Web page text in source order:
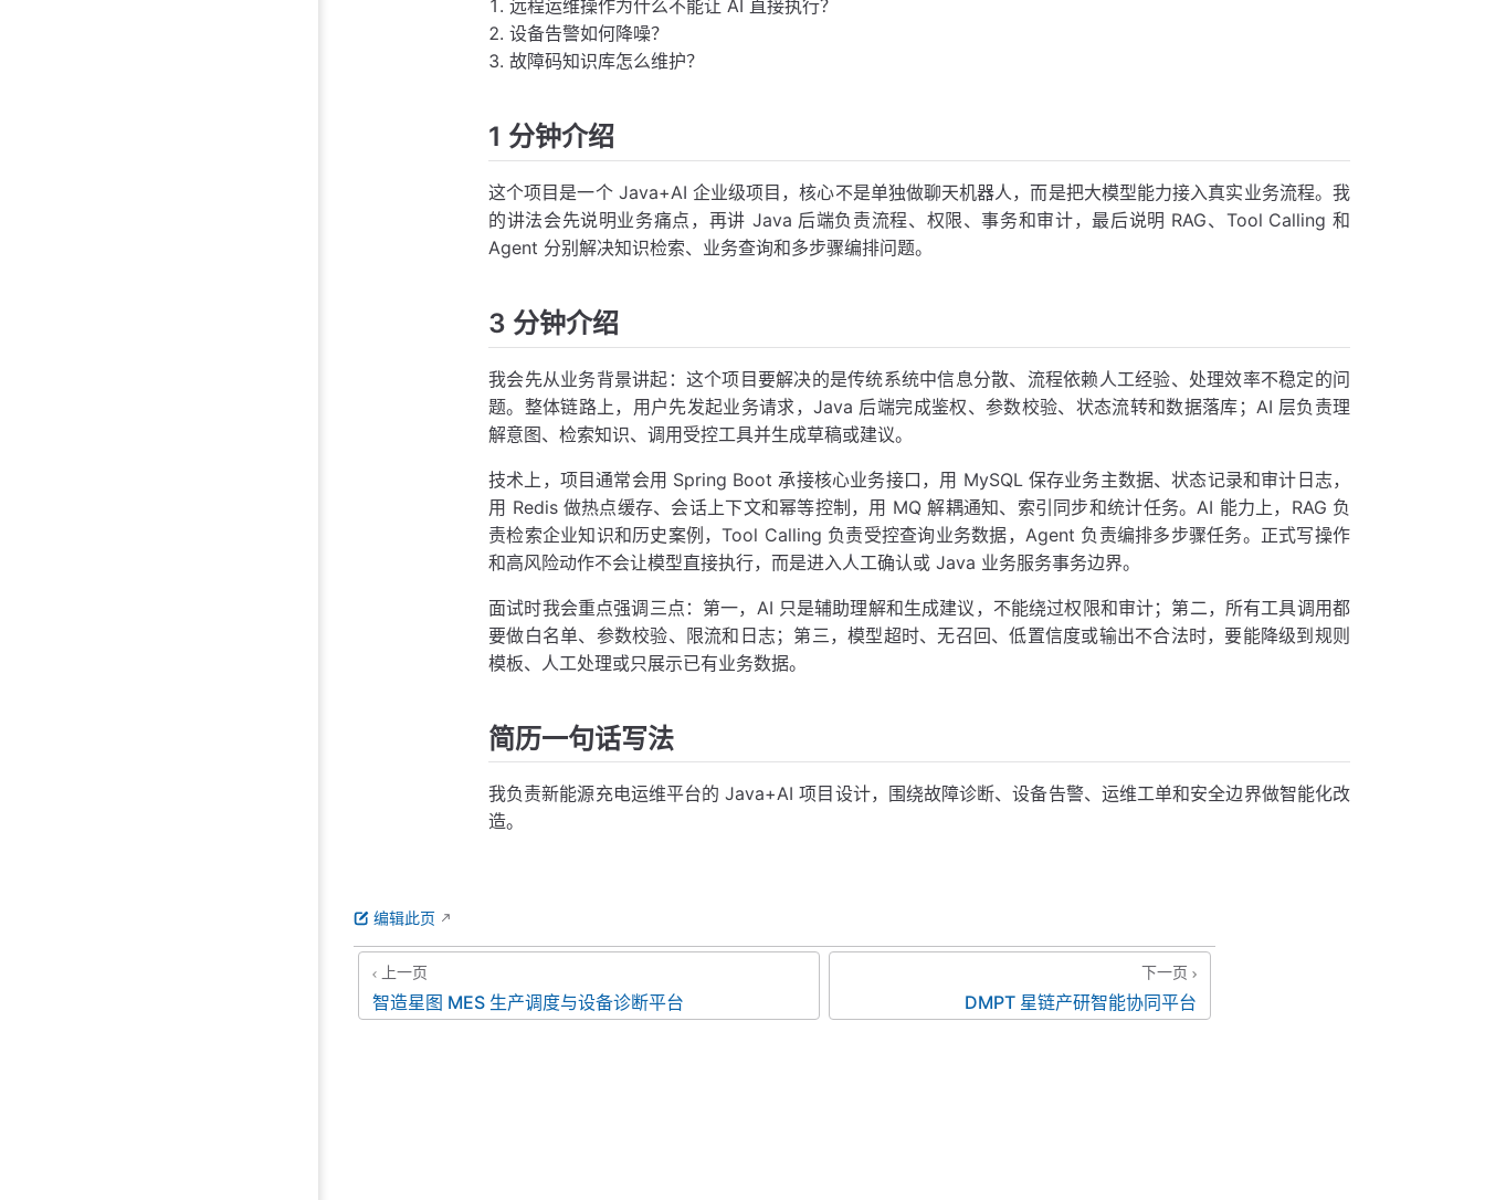
远程运维操作为什么不能让 AI 直接执行？
设备告警如何降噪？
故障码知识库怎么维护？
1 分钟介绍
这个项目是一个 Java+AI 企业级项目，核心不是单独做聊天机器人，而是把大模型能力接入真实业务流程。我
的讲法会先说明业务痛点，再讲 Java 后端负责流程、权限、事务和审计，最后说明 RAG、Tool Calling 和
Agent 分别解决知识检索、业务查询和多步骤编排问题。
3 分钟介绍
我会先从业务背景讲起：这个项目要解决的是传统系统中信息分散、流程依赖人工经验、处理效率不稳定的问
题。整体链路上，用户先发起业务请求，Java 后端完成鉴权、参数校验、状态流转和数据落库；AI 层负责理
解意图、检索知识、调用受控工具并生成草稿或建议。
技术上，项目通常会用 Spring Boot 承接核心业务接口，用 MySQL 保存业务主数据、状态记录和审计日志，
用 Redis 做热点缓存、会话上下文和幂等控制，用 MQ 解耦通知、索引同步和统计任务。AI 能力上，RAG 负
责检索企业知识和历史案例，Tool Calling 负责受控查询业务数据，Agent 负责编排多步骤任务。正式写操作
和高风险动作不会让模型直接执行，而是进入人工确认或 Java 业务服务事务边界。
面试时我会重点强调三点：第一，AI 只是辅助理解和生成建议，不能绕过权限和审计；第二，所有工具调用都
要做白名单、参数校验、限流和日志；第三，模型超时、无召回、低置信度或输出不合法时，要能降级到规则
模板、人工处理或只展示已有业务数据。
简历一句话写法
我负责新能源充电运维平台的 Java+AI 项目设计，围绕故障诊断、设备告警、运维工单和安全边界做智能化改
造。
编辑此页
上一页
智造星图 MES 生产调度与设备诊断平台
下一页
DMPT 星链产研智能协同平台